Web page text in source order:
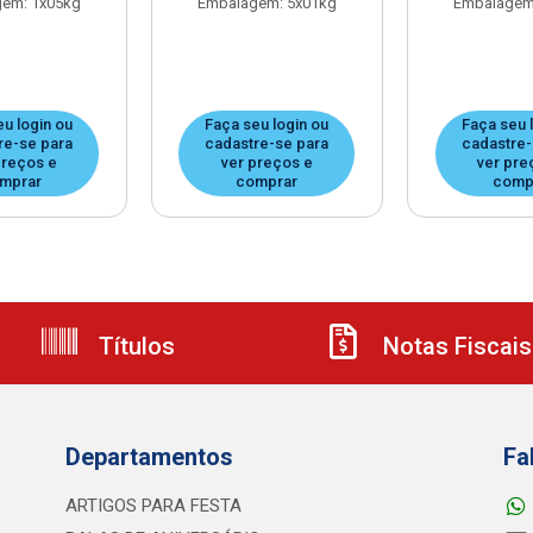
login ou
se para
e
Faça seu login ou
cadastre-se para
ver preços e
comprar
Faça seu
ver
Títulos Notas Fiscais
Departamentos
ARTIGOS PARA FESTA